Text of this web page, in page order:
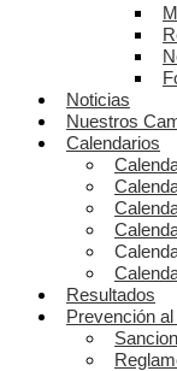
Noticias
Nuestros
Calendarios
Resultados
Prevención